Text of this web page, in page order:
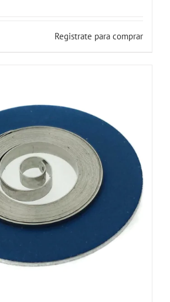
Registrate para comprar